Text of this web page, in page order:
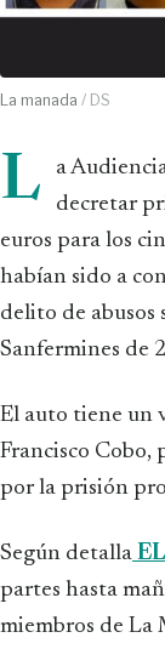
La manada / DS
L
a
decretar
euros para los
habían sido a
delito de abusos
Sanfermines de
El auto tiene un
Francisco Cobo,
por la prisión
Según detalla
partes hasta
miembros de La